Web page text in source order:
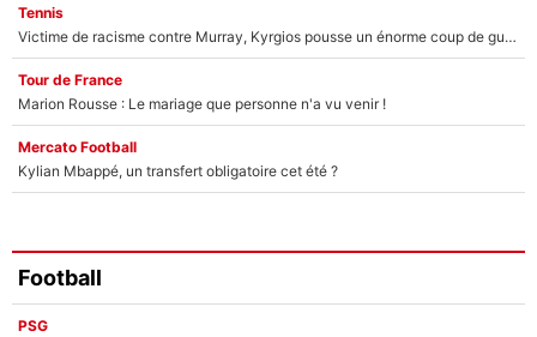
Tennis
Victime de racisme contre Murray, Kyrgios pousse un énorme coup de gueule !
Tour de France
Marion Rousse : Le mariage que personne n'a vu venir !
Mercato Football
Kylian Mbappé, un transfert obligatoire cet été ?
Football
PSG